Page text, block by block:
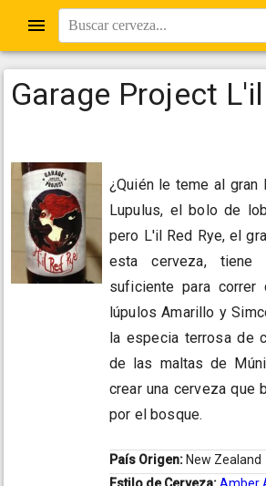
Buscar cerveza...
Garage Project
¿Quién le teme al gran
Lupulus, el bolo de
pero L'il Red Rye, el
esta cerveza, tiene
suficiente para
lúpulos Amarillo y
la especia terrosa de
de las maltas de
crear una cerveza que
por el bosque.
País Origen: New Zealand